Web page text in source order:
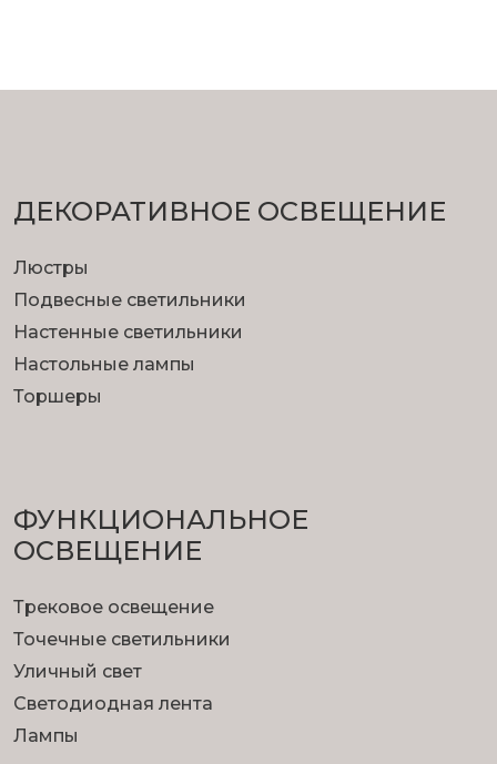
ДЕКОРАТИВНОЕ ОСВЕЩЕНИЕ
Люстры
Подвесные светильники
Настенные светильники
Настольные лампы
Торшеры
ФУНКЦИОНА­ЛЬНОЕ
ОСВЕЩЕНИЕ
Трековое освещение
Точечные светильники
Уличный свет
Светодиодная лента
Лампы